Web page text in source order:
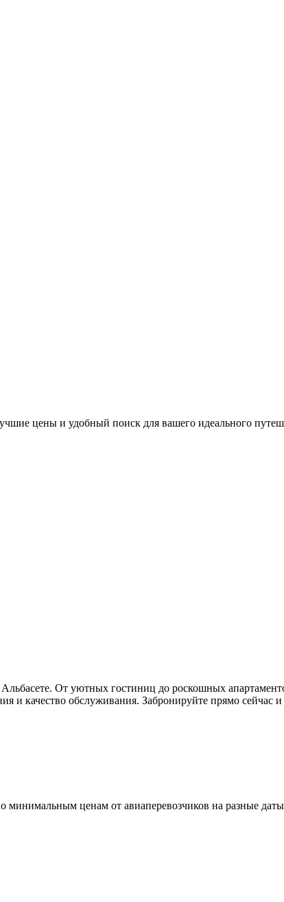
цены и удобный поиск для вашего идеального
От уютных гостиниц до роскошных
и качество обслуживания. Забронируйте прямо сейчас
ценам от авиаперевозчиков на разные